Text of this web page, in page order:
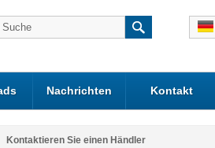
Nachrichten Kontakt
Kontaktieren Sie einen Händler